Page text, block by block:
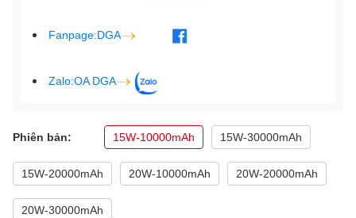
Fanpage:DGA
Zalo:OA DGA
Phiên bản: 15W-10000mAh 15W-30000mAh
15W-20000mAh 20W-10000mAh 20W-20000mAh
20W-30000mAh